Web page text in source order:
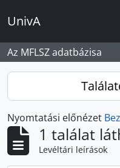
UnivA
Az MFLSZ adatbázisa
Nyomtatási előnézet
1 találat
Levéltári leírások